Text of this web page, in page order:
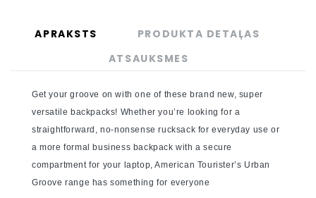
APRAKSTS
PRODUKTA DETAĻAS
ATSAUKSMES
Get your groove on with one of these brand new, super
versatile backpacks! Whether you’re looking for a
straightforward, no-nonsense rucksack for everyday use or
a more formal business backpack with a secure
compartment for your laptop, American Tourister’s Urban
Groove range has something for everyone